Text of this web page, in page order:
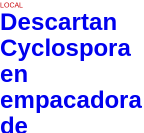
LOCAL
Descartan
Cyclospora
en
empacadora
de